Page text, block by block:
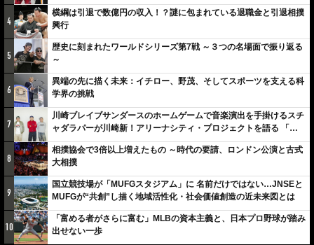
4
横綱は引退で数億円の収入！？謎に包まれている退職金と引退相撲
興行
5
歴史に刻まれたワールドシリーズ第7戦 ～３つの名場面で振り返る
～
6
異端の先に描く未来：イチロー、野茂、そしてスポーツを支える科
学界の挑戦
7
川崎ブレイブサンダースのホームゲームで音楽演出を手掛けるスチ
ャダラパーが川崎新！アリーナシティ・プロジェクトを語る 「楽
しみでしかないでしょ。川崎は、ずっと成長曲線だから」
8
相撲協会で3倍以上増えたもの ～時代の要請、ロンドン公演と古式
大相撲
9
国立競技場が「MUFGスタジアム」に 名前だけではない…JNSEと
MUFGが“共創”し描く地域活性化・社会価値創造の近未来図とは
10
「富める者がさらに富む」MLBの資本主義と、日本プロ野球が踏み
出せない一歩